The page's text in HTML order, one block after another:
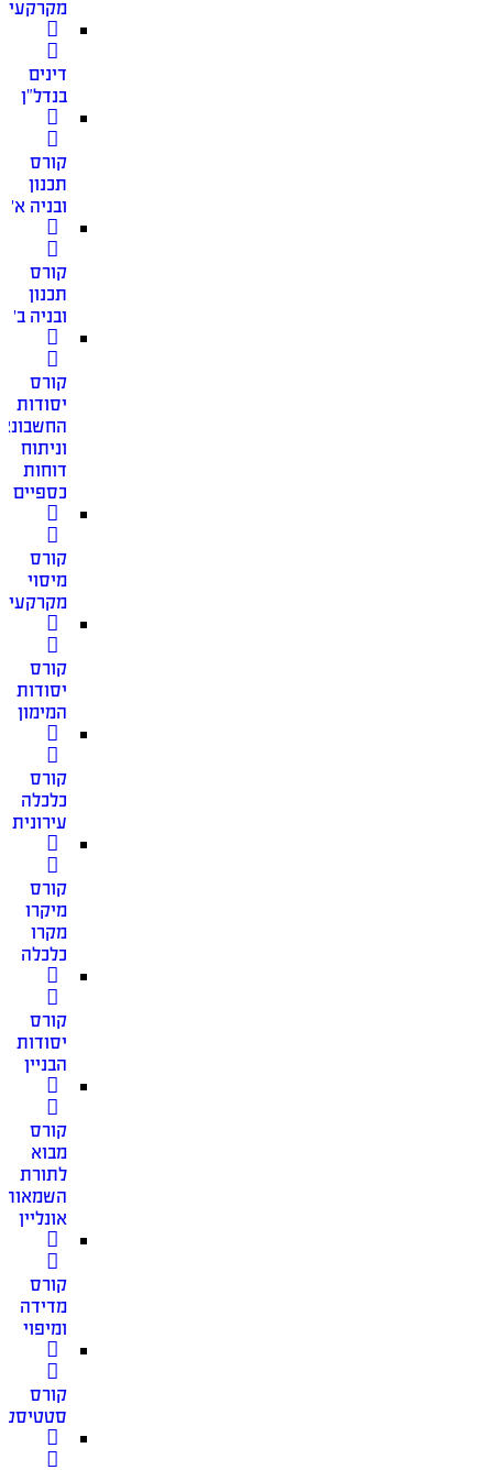
מקרקעין
דינים
בנדל”ן
קורס
תכנון
ובניה א׳
קורס
תכנון
ובניה ב׳
קורס
יסודות
וניתוח
דוחות
כספיים
קורס
מיסוי
מקרקעין
קורס
יסודות
המימון
קורס
כלכלה
עירונית
קורס
מיקרו
מקרו
כלכלה
קורס
יסודות
הבניין
קורס
מבוא
לתורת
השמאות
אונליין
קורס
מדידה
ומיפוי
קורס